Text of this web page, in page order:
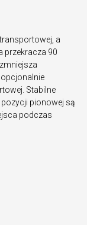
a
przekracza 90
Stabilne
pionowej są
podczas